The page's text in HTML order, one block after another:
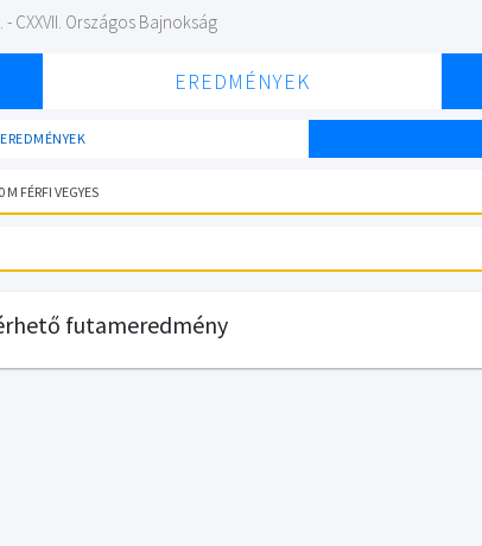
- CXXVII. Országos Bajnokság
EREDMÉNYEK
EREDMÉNYEK
M FÉRFI VEGYES
futameredmény